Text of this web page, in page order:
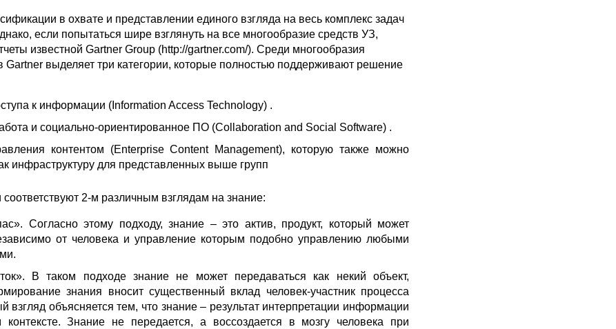
в охвате и представлении единого взгляда на весь комплекс задач
если попытаться шире взглянуть на все многообразие средств УЗ,
известной Gartner Group (http://gartner.com/). Среди многообразия
Gartner выделяет три категории, которые полностью поддерживают решение
к информации (Information Access Technology) .
и социально-ориентированное ПО (Collaboration and Social Software) .
контентом (Enterprise Content Management), которую также можно
инфраструктуру для представленных выше групп
2-м различным взглядам на знание:
Согласно этому подходу, знание – это актив, продукт, который может
от человека и управление которым подобно управлению любыми
В таком подходе знание не может передаваться как некий объект,
знания вносит существенный вклад человек-участник процесса
взгляд объясняется тем, что знание – результат интерпретации информации
контексте. Знание не передается, а воссоздается в мозгу человека при